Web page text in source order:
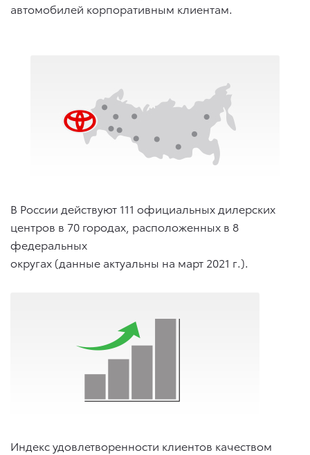
автомобилей корпоративным клиентам.
В России действуют 111 официальных дилерских
центров в 70 городах, расположенных в 8
федеральных
округах (данные актуальны на март 2021 г.).
Индекс удовлетворенности клиентов качеством